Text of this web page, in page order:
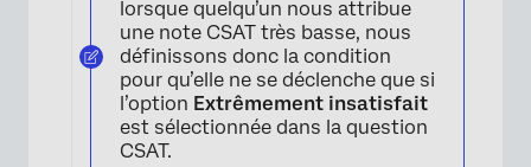
lorsque quelqu’un nous attribue
une note CSAT très basse, nous
définissons donc la condition
pour qu’elle ne se déclenche que si
l’option Extrêmement insatisfait
est sélectionnée dans la question
CSAT.